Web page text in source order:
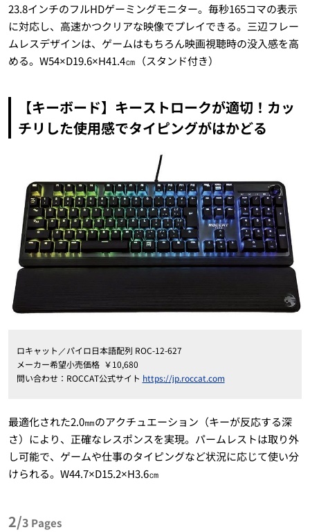
23.8インチのフルHDゲーミングモニター。毎秒165コマの表示
に対応し、高速かつクリアな映像でプレイできる。三辺フレー
ムレスデザインは、ゲームはもちろん映画視聴時の没入感を高
める。 W54×D19.6×H41.4㎝（スタンド付き）
【キーボード】キーストロークが適切！カッ
チリした使用感でタイピングがはかどる
ロキャット／パイロ日本語配列 ROC-12-627
メーカー希望小売価格 ￥10,680
問い合わせ： ROCCAT公式サイト https://jp.roccat.com
最適化された2.0㎜のアクチュエーション（キーが反応する深
さ）により、正確なレスポンスを実現。パームレストは取り外
し可能で、ゲームや仕事のタイピングなど状況に応じて使い分
けられる。 W44.7×D15.2×H3.6㎝
2/3 Pages